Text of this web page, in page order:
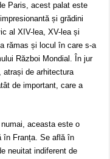
Paris, acest palat este
și grădini
al XIV-lea, XV-lea și
rămas și locul în care s-a
Război Mondial. În jur
atrași de arhitectura
de important, care a
aceasta este o
în Franța. Se află în
neuitat indiferent de